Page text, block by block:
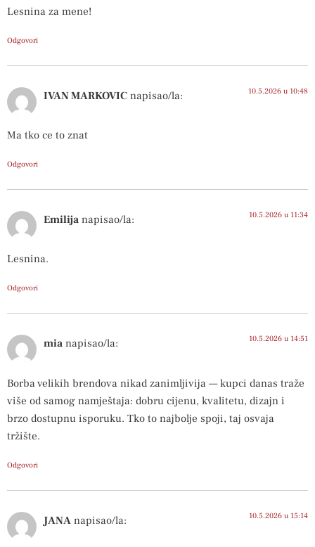
Lesnina za mene!
Odgovori
IVAN MARKOVIC napisao/la: 10.5.2026 u 10:48
Ma tko ce to znat
Odgovori
Emilija napisao/la: 10.5.2026 u 11:34
Lesnina.
Odgovori
mia napisao/la: 10.5.2026 u 14:51
Borba velikih brendova nikad zanimljivija — kupci danas traže
više od samog namještaja: dobru cijenu, kvalitetu, dizajn i
brzo dostupnu isporuku. Tko to najbolje spoji, taj osvaja
tržište.
Odgovori
JANA napisao/la: 10.5.2026 u 15:14